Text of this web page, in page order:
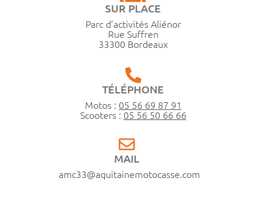
SUR PLACE
Parc d’activités Aliénor
Rue Suffren
33300 Bordeaux
TÉLÉPHONE
Motos : 05 56 69 87 91
Scooters : 05 56 50 66 66
MAIL
amc33@aquitainemotocasse.com